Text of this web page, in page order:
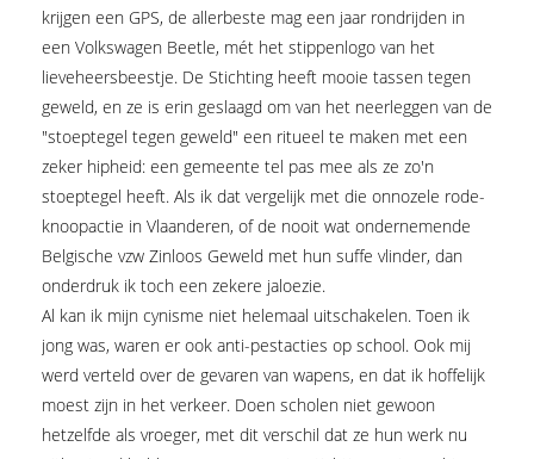
krijgen een GPS, de allerbeste mag een jaar rondrijden in
een Volkswagen Beetle, mét het stippenlogo van het
lieveheersbeestje. De Stichting heeft mooie tassen tegen
geweld, en ze is erin geslaagd om van het neerleggen van de
"stoeptegel tegen geweld" een ritueel te maken met een
zeker hipheid: een gemeente tel pas mee als ze zo'n
stoeptegel heeft. Als ik dat vergelijk met die onnozele rode-
knoopactie in Vlaanderen, of de nooit wat ondernemende
Belgische vzw Zinloos Geweld met hun suffe vlinder, dan
onderdruk ik toch een zekere jaloezie.
Al kan ik mijn cynisme niet helemaal uitschakelen. Toen ik
jong was, waren er ook anti-pestacties op school. Ook mij
werd verteld over de gevaren van wapens, en dat ik hoffelijk
moest zijn in het verkeer. Doen scholen niet gewoon
hetzelfde als vroeger, met dit verschil dat ze hun werk nu